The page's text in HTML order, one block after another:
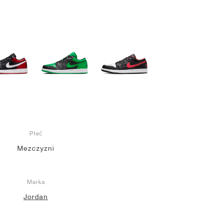
Płeć
Mezczyzni
Marka
Jordan